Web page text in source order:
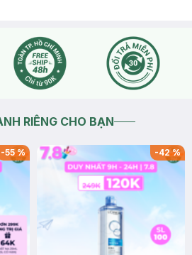
RIÊNG CHO BẠN
-55% -42%